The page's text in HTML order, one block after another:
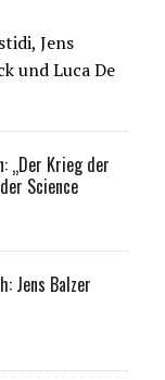
Jens
und Luca De
„Der Krieg der
Science
Jens Balzer